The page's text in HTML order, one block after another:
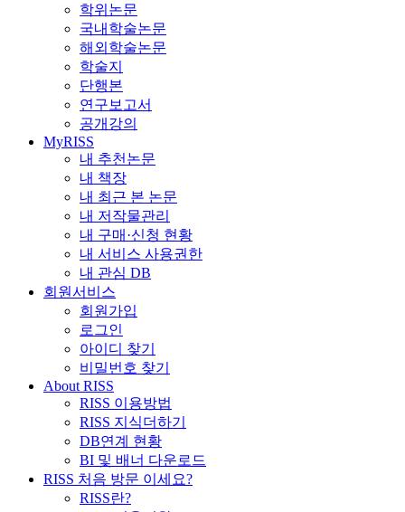
학위논문
국내학술논문
해외학술논문
학술지
단행본
연구보고서
공개강의
MyRISS
내 추천논문
내 책장
내 최근 본 논문
내 저작물관리
내 구매·신청 현황
내 서비스 사용권한
내 관심 DB
회원서비스
회원가입
로그인
아이디 찾기
비밀번호 찾기
About RISS
RISS 이용방법
RISS 지식더하기
DB연계 현황
BI 및 배너 다운로드
RISS 처음 방문 이세요?
RISS란?